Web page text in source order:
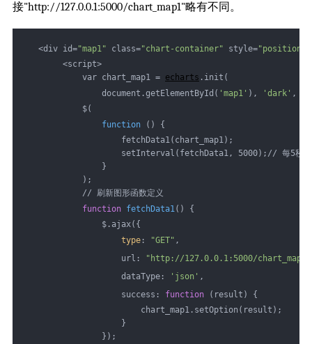
接"http://127.0.0.1:5000/chart_map1"略有不同。
<div id="map1" class="chart-container" style="position:
<script>
var chart_map1 = echarts .init(
document.getElementById( 'map1' ), 'dark' ,
$(
function () {
fetchData1(chart_map1);
setInterval(fetchData1, 5000);// 每5秒执行一次
}
);
// 刷新图形函数定义
function fetchData1() {
$.ajax({
type : "GET" ,
url:
"http://127.0.0.1:5000/chart_map1"
dataType:
'json' ,
success: function (result) {
chart_map1.setOption(result);
}
});